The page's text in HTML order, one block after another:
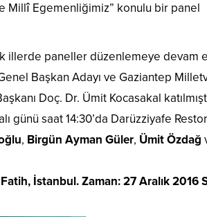
Millî Egemenliğimiz” konulu bir panel
illerde paneller düzenlemeye devam
Başkan Adayı ve Gaziantep
Doç. Dr. Ümit Kocasakal
saat 14:30’da Darüzziyafe
, Birgün Ayman Güler, Ümit Özdağ
İstanbul. Zaman: 27 Aralık 2016